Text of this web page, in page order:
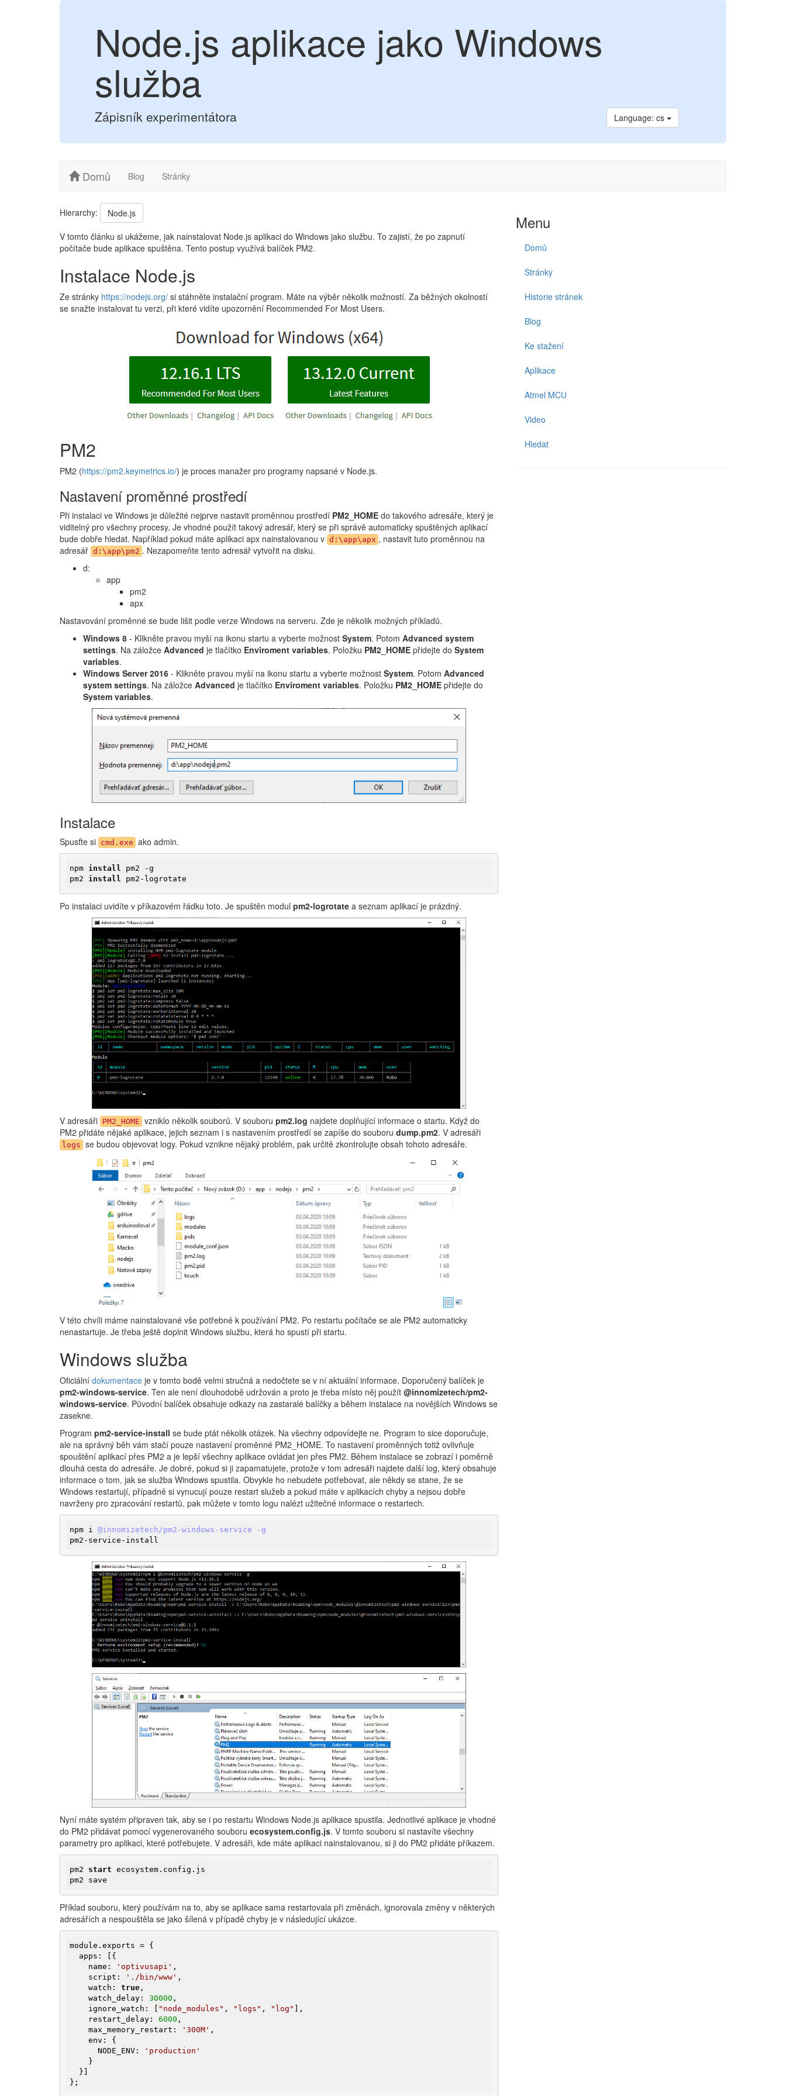
Node.js aplikace jako Windows
služba
Zápisník experimentátora Language: cs
Domů Blog Stránky
Hierarchy:
Node.js
V tomto článku si ukážeme, jak nainstalovat Node.js aplikaci do Windows jako službu. To zajistí, že po zapnutí
počítače bude aplikace spuštěna. Tento postup využívá balíček PM2.
Instalace Node.js
Ze stránky https://nodejs.org/ si stáhněte instalační program. Máte na výběr několik možností. Za běžných okolností
se snažte instalovat tu verzi, při které vidíte upozornění Recommended For Most Users.
PM2
PM2 (https://pm2.keymetrics.io/) je proces manažer pro programy napsané v Node.js.
Nastavení proměnné prostředí
Při instalaci ve Windows je důležité nejprve nastavit proměnnou prostředí PM2_HOME do takového adresáře, který je
viditelný pro všechny procesy. Je vhodné použít takový adresář, který se při správě automaticky spuštěných aplikací
bude dobře hledat. Například pokud máte aplikaci apx nainstalovanou v d:\app\apx , nastavit tuto proměnnou na
adresář d:\app\pm2 . Nezapomeňte tento adresář vytvořit na disku.
d:
app
pm2
apx
Nastavování proměnné se bude lišit podle verze Windows na serveru. Zde je několik možných příkladů.
Windows 8 - Klikněte pravou myší na ikonu startu a vyberte možnost System. Potom Advanced system
settings. Na záložce Advanced je tlačítko Enviroment variables. Položku PM2_HOME přidejte do System
variables.
Windows Server 2016 - Klikněte pravou myší na ikonu startu a vyberte možnost System. Potom Advanced
system settings. Na záložce Advanced je tlačítko Enviroment variables. Položku PM2_HOME přidejte do
System variables.
Instalace
Spusťte si cmd.exe ako admin.
npm install
pm2 -g
pm2 install pm2-logrotate
Po instalaci uvidíte v příkazovém řádku toto. Je spuštěn modul pm2-logrotate a seznam aplikací je prázdný.
V adresáři PM2_HOME vzniklo několik souborů. V souboru pm2.log najdete doplňující informace o startu. Když do
PM2 přidáte nějaké aplikace, jejich seznam i s nastavením prostředí se zapíše do souboru dump.pm2. V adresáři
logs se budou objevovat logy. Pokud vznikne nějaký problém, pak určitě zkontrolujte obsah tohoto adresáře.
V této chvíli máme nainstalované vše potřebné k používání PM2. Po restartu počítače se ale PM2 automaticky
nenastartuje. Je třeba ještě doplnit Windows službu, která ho spustí při startu.
Windows služba
Oficiální dokumentace je v tomto bodě velmi stručná a nedočtete se v ní aktuální informace. Doporučený balíček je
pm2-windows-service. Ten ale není dlouhodobě udržován a proto je třeba místo něj použít @innomizetech/pm2-
windows-service. Původní balíček obsahuje odkazy na zastaralé balíčky a během instalace na novějších Windows se
zasekne.
Program pm2-service-install se bude ptát několik otázek. Na všechny odpovídejte ne. Program to sice doporučuje,
ale na správný běh vám stačí pouze nastavení proměnné PM2_HOME. To nastavení proměnných totiž ovlivňuje
spouštění aplikací přes PM2 a je lepší všechny aplikace ovládat jen přes PM2. Během instalace se zobrazí i poměrně
dlouhá cesta do adresáře. Je dobré, pokud si ji zapamatujete, protože v tom adresáři najdete další log, který obsahuje
informace o tom, jak se služba Windows spustila. Obvykle ho nebudete potřebovat, ale někdy se stane, že se
Windows restartují, případně si vynucují pouze restart služeb a pokud máte v aplikacích chyby a nejsou dobře
navrženy pro zpracování restartů, pak můžete v tomto logu nalézt užitečné informace o restartech.
npm i @innomizetech/pm2-windows-service -g
pm2-service-install
Nyní máte systém připraven tak, aby se i po restartu Windows Node.js aplikace spustila. Jednotlivé aplikace je vhodné
do PM2 přidávat pomocí vygenerovaného souboru ecosystem.config.js. V tomto souboru si nastavíte všechny
parametry pro aplikaci, které potřebujete. V adresáři, kde máte aplikaci nainstalovanou, si ji do PM2 přidáte příkazem.
pm2 start ecosystem.config.js
Příklad souboru, který používám na to, aby se aplikace sama restartovala při změnách, ignorovala změny v některých
adresářích a nespouštěla se jako šílená v případě chyby je v následující ukázce.
module.exports = {
    name:
'optivusapi' ,
    script:
'./bin/www' ,
    watch:
true ,
    watch_delay:
30000 ,
    ignore_watch: [
"node_modules" , "logs" , "log"
],
    restart_delay:
6000 ,
    max_memory_restart:
'300M' ,
      NODE_ENV:
'production'
};
Menu
Domů
Stránky
Historie stránek
Blog
Ke stažení
Aplikace
Atmel MCU
Video
Hledat